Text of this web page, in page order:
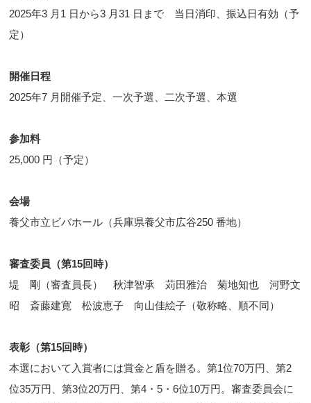
2025年3 月1 日から3 月31 日まで 当日消印、振込日有効（予
定）
開催日程
2025年7 月開催予定、一次予選、二次予選、本選
参加料
25,000 円（予定）
会場
養父市立ビバホール（兵庫県養父市広谷250 番地）
審査委員（第15回時）
堤 剛（審査員長） 秋津智承 苅田雅治 菊地知也 河野文
昭 斎藤建寛 松波恵子 向山佳絵子（敬称略、順不同）
表彰（第15回時）
本選において入賞者には賞金と盾を贈る。第1位70万円、第2
位35万円、第3位20万円、第4・5・6位10万円。審査委員会に